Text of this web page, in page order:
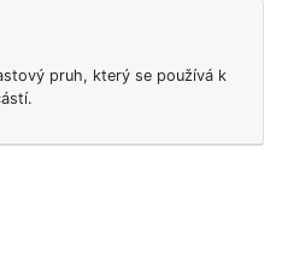
pruh, který se používá k